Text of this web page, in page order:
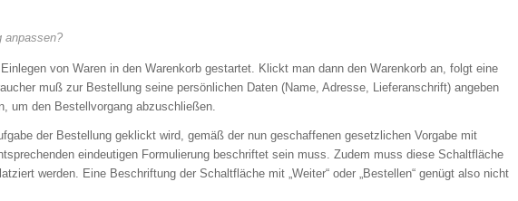
anpassen?
von Waren in den Warenkorb gestartet. Klickt man dann den Warenkorb an, folgt eine
muß zur Bestellung seine persönlichen Daten (Name, Adresse, Lieferanschrift) angeben
um den Bestellvorgang abzuschließen.
der Bestellung geklickt wird, gemäß der nun geschaffenen gesetzlichen Vorgabe mit
eindeutigen Formulierung beschriftet sein muss. Zudem muss diese Schaltfläche
werden. Eine Beschriftung der Schaltfläche mit „Weiter“ oder „Bestellen“ genügt also nicht